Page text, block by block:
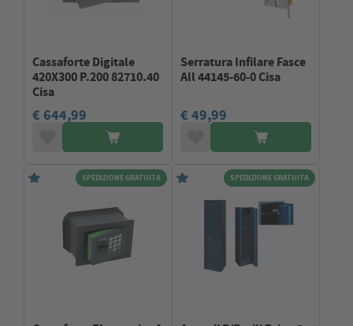
Cassaforte Digitale
420X300 P.200 82710.40
Cisa
€ 644,99
Serratura Infilare Fasce
All 44145-60-0 Cisa
€ 49,99
SPEDIZIONE GRATUITA SPEDIZIONE GRATUITA